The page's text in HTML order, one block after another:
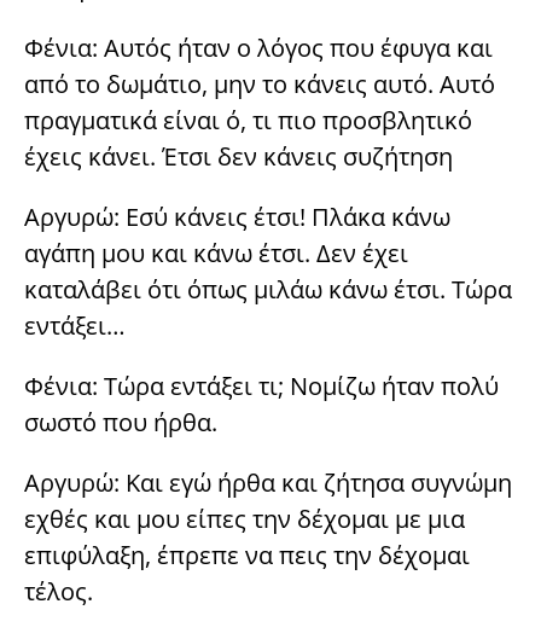
Φένια: Αυτός ήταν ο λόγος που έφυγα και
από το δωμάτιο, μην το κάνεις αυτό. Αυτό
πραγματικά είναι ό, τι πιο προσβλητικό
έχεις κάνει. Έτσι δεν κάνεις συζήτηση
Αργυρώ: Εσύ κάνεις έτσι! Πλάκα κάνω
αγάπη μου και κάνω έτσι. Δεν έχει
καταλάβει ότι όπως μιλάω κάνω έτσι. Τώρα
εντάξει…
Φένια: Τώρα εντάξει τι; Νομίζω ήταν πολύ
σωστό που ήρθα.
Αργυρώ: Και εγώ ήρθα και ζήτησα συγνώμη
εχθές και μου είπες την δέχομαι με μια
επιφύλαξη, έπρεπε να πεις την δέχομαι
τέλος.